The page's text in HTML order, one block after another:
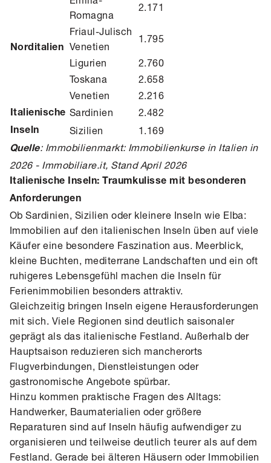
Norditalien
Romagna
2.171
Friaul-Julisch
Venetien
1.795
Ligurien
2.760
Toskana
2.658
Venetien
2.216
Italienische
Inseln
Sardinien
2.482
Sizilien
1.169
Quelle: Immobilienmarkt: Immobilienkurse in Italien in
2026 - Immobiliare.it, Stand April 2026
Italienische Inseln: Traumkulisse mit besonderen
Anforderungen
Ob Sardinien, Sizilien oder kleinere Inseln wie Elba:
Immobilien auf den italienischen Inseln üben auf viele
Käufer eine besondere Faszination aus. Meerblick,
kleine Buchten, mediterrane Landschaften und ein oft
ruhigeres Lebensgefühl machen die Inseln für
Ferienimmobilien besonders attraktiv.
Gleichzeitig bringen Inseln eigene Herausforderungen
mit sich. Viele Regionen sind deutlich saisonaler
geprägt als das italienische Festland. Außerhalb der
Hauptsaison reduzieren sich mancherorts
Flugverbindungen, Dienstleistungen oder
gastronomische Angebote spürbar.
Hinzu kommen praktische Fragen des Alltags:
Handwerker, Baumaterialien oder größere
Reparaturen sind auf Inseln häufig aufwendiger zu
organisieren und teilweise deutlich teurer als auf dem
Festland. Gerade bei älteren Häusern oder Immobilien